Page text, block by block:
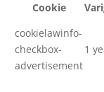
Cookie
cookielawinfo-
checkbox-
advertisement
1